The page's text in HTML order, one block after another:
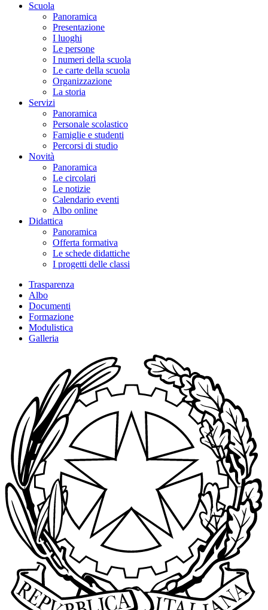
Scuola
Panoramica
Presentazione
I luoghi
Le persone
I numeri della scuola
Le carte della scuola
Organizzazione
La storia
Servizi
Panoramica
Personale scolastico
Famiglie e studenti
Percorsi di studio
Novità
Panoramica
Le circolari
Le notizie
Calendario eventi
Albo online
Didattica
Panoramica
Offerta formativa
Le schede didattiche
I progetti delle classi
Trasparenza
Albo
Documenti
Formazione
Modulistica
Galleria